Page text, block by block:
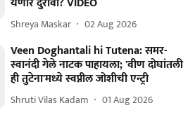
Shreya Maskar 02 Aug 2026
Veen Doghantali hi Tutena: समर-
स्वानंदी गेले नाटक पाहायला; 'वीण दोघांतली
ही तुटेना'मध्ये स्वप्नील जोशीची एन्ट्री
Shruti Vilas Kadam 01 Aug 2026